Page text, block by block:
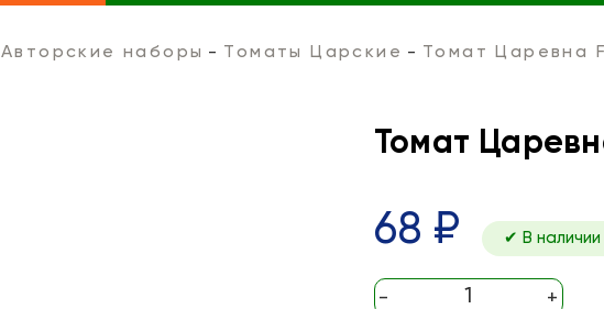
Авторские наборы Томаты Царские Томат Царевна
Томат
68 ₽ ✔ В наличии
- +